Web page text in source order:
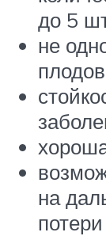
до 5
не
на